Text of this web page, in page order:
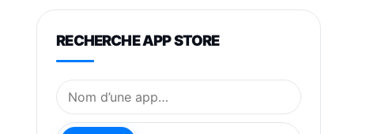
RECHERCHE APP STORE
Nom de l’application